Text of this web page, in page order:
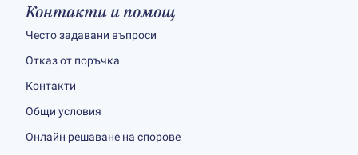
Контакти и помощ
Често задавани въпроси
Отказ от поръчка
Контакти
Общи условия
Онлайн решаване на спорове